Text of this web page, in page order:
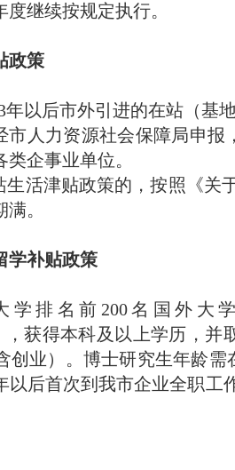
继续按规定执行。
政策
后市外引进的在站（基地
力资源社会保障局申报
企事业单位。
津贴政策的，按照《关于
。
补贴政策
排名前200名国外大学
，获得本科及以上学历，
创业）。博士研究生年龄
以后首次到我市企业全职